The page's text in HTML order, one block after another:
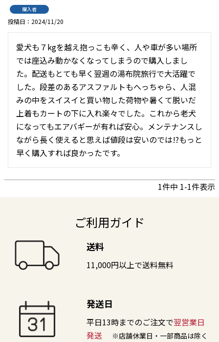
購入者
投稿日 2024/11/20
愛犬も７kgを越え抱っこも辛く、人や車が多い場所
では座込み動かなくなってしまうので購入しまし
た。配送もとても早く翌週の湯布院旅行で大活躍で
した。段差のあるアスファルトもへっちゃら、人混
みの中をスイスイと買い物した荷物や暑くて脱いだ
上着もカートの下に入れ楽々でした。これから老犬
になってもエアバギーが有れば安心。メンテナンスし
ながら長く使えると思えば値段は安いのでは!?もっと
早く購入すれば良かったです。
1件中 1-1件表示
ご利用ガイド
送料
11,000円以上で送料無料
発送日
平日13時までのご注文で翌営業日
発送
※店舗休業日・一部商品は除く